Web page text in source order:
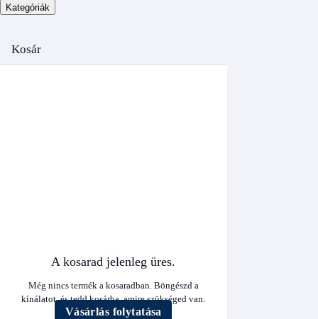
Kategóriák
Kosár
A kosarad jelenleg üres.
Még nincs termék a kosaradban. Böngészd a
kínálatot, és tedd kosárba, amire szükséged van.
Vásárlás folytatása